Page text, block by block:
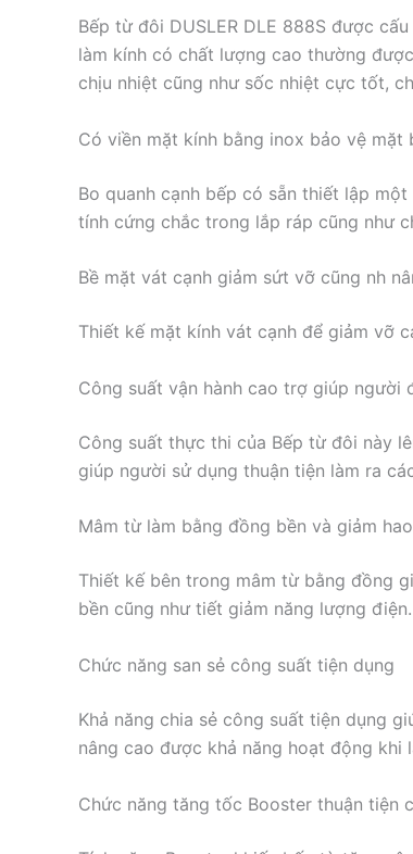
Bếp từ đôi DUSLER DLE 888S được
làm kính có chất lượng cao thường
chịu nhiệt cũng như sốc nhiệt cực tốt,
Có viền mặt kính bằng inox bảo vệ mặt
Bo quanh cạnh bếp có sẵn thiết lập
tính cứng chắc trong lắp ráp cũng như
Bề mặt vát cạnh giảm sứt vỡ cũng nh
Thiết kế mặt kính vát cạnh để giảm vỡ
Công suất vận hành cao trợ giúp người
Công suất thực thi của Bếp từ đôi này
giúp người sử dụng thuận tiện làm ra
Mâm từ làm bằng đồng bền và giảm
Thiết kế bên trong mâm từ bằng đồng
bền cũng như tiết giảm năng lượng điện.
Chức năng san sẻ công suất tiện dụng
Khả năng chia sẻ công suất tiện dụng
nâng cao được khả năng hoạt động khi
Chức năng tăng tốc Booster thuận tiện